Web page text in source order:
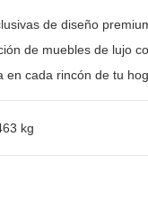
de diseño
de muebles de lujo
en cada rincón de tu
kg